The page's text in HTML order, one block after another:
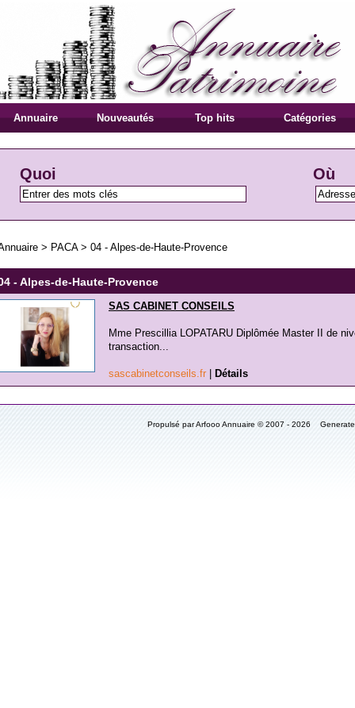
Annuaire Nouveautés Top hits Catégories
Quoi Où
> PACA > 04 - Alpes-de-Haute-Provence
- Alpes-de-Haute-Provence
SAS CABINET CONSEILS
Mme Prescillia LOPATARU Diplômée Master II de
transaction...
sascabinetconseils.fr Détails
Propulsé par Arfooo Annuaire © 2007 - 2026